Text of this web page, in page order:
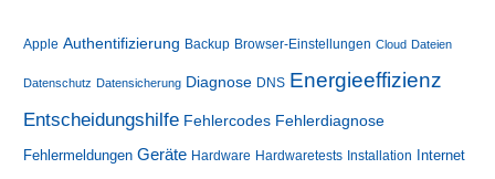
Apple Authentifizierung Backup Browser-Einstellungen Cloud Dateien
Datenschutz Datensicherung Diagnose DNS Energieeffizienz
Entscheidungshilfe Fehlercodes Fehlerdiagnose
Fehlermeldungen Geräte Hardware Hardwaretests Installation Internet